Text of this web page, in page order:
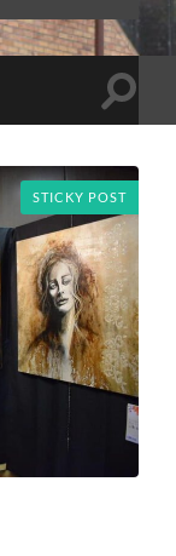
Toggle
STICKY POST